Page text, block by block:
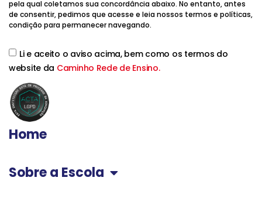
pela qual coletamos sua concordância abaixo. No entanto, antes
de consentir, pedimos que acesse e leia nossos termos e políticas,
condição para permanecer navegando.
Li e aceito o aviso acima, bem como os termos do
website da Caminho Rede de Ensino.
Home
Sobre a Escola